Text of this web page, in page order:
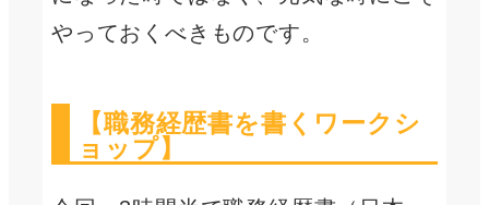
やっておくべきものです。
【職務経歴書を書くワークシ
ョップ】